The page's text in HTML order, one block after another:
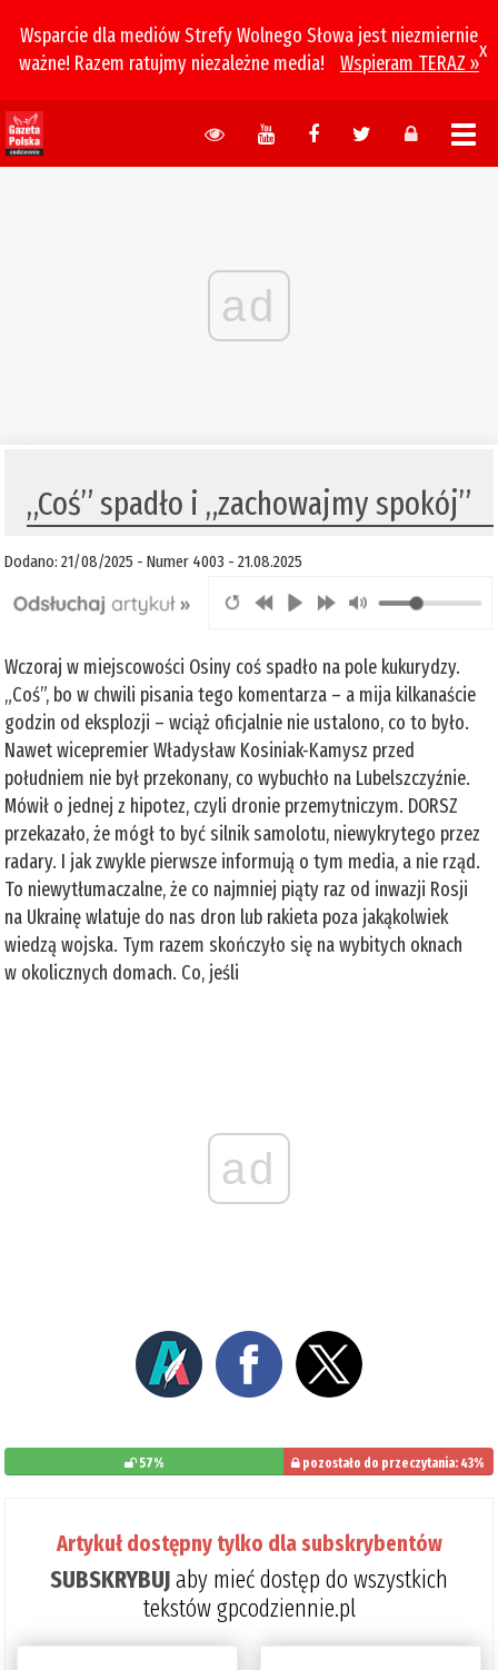
Wsparcie dla mediów Strefy Wolnego Słowa jest niezmiernie
ważne! Razem ratujmy niezależne media!
Wspieram TERAZ »
x
ad
„Coś” spadło i „zachowajmy spokój”
Dodano: 21/08/2025 - Numer 4003 - 21.08.2025
Wczoraj w miejscowości Osiny coś spadło na pole kukurydzy.
„Coś”, bo w chwili pisania tego komentarza – a mija kilkanaście
godzin od eksplozji – wciąż oficjalnie nie ustalono, co to było.
Nawet wicepremier Władysław Kosiniak-Kamysz przed
południem nie był przekonany, co wybuchło na Lubelszczyźnie.
Mówił o jednej z hipotez, czyli dronie przemytniczym. DORSZ
przekazało, że mógł to być silnik samolotu, niewykrytego przez
radary. I jak zwykle pierwsze informują o tym media, a nie rząd.
To niewytłumaczalne, że co najmniej piąty raz od inwazji Rosji
na Ukrainę wlatuje do nas dron lub rakieta poza jakąkolwiek
wiedzą wojska. Tym razem skończyło się na wybitych oknach
w okolicznych domach. Co, jeśli
ad
57% pozostało do przeczytania: 43%
Artykuł dostępny tylko dla subskrybentów
SUBSKRYBUJaby mieć dostęp do wszystkich
tekstów gpcodziennie.pl